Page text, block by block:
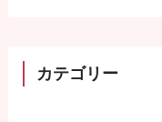
カテゴリー